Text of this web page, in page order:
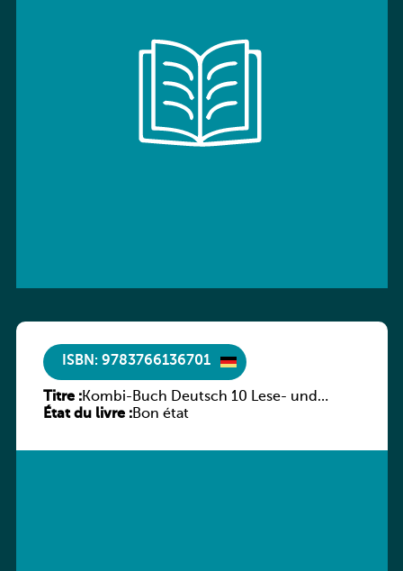
ISBN: 9783766136701
Titre :Kombi-Buch Deutsch 10 Lese- und
Sprachbuch
État du livre :Bon état